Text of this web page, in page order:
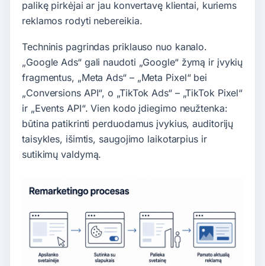
palikę pirkėjai ar jau konvertavę klientai, kuriems
reklamos rodyti nebereikia.
Techninis pagrindas priklauso nuo kanalo.
„Google Ads“ gali naudoti „Google“ žymą ir įvykių
fragmentus, „Meta Ads“ – „Meta Pixel“ bei
„Conversions API“, o „TikTok Ads“ – „TikTok Pixel“
ir „Events API“. Vien kodo įdiegimo neužtenka:
būtina patikrinti perduodamus įvykius, auditorijų
taisykles, išimtis, saugojimo laikotarpius ir
sutikimų valdymą.